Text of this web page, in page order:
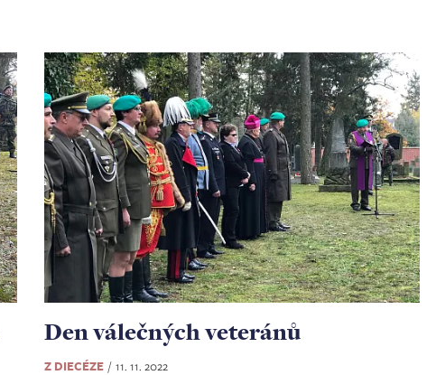
Den válečných veteránů
Z DIECÉZE
11. 11. 2022